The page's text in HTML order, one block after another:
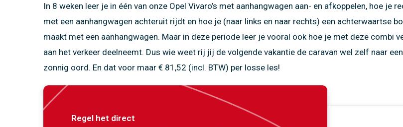
In 8 weken leer je in één van onze Opel Vivaro’s met aanhangwagen aan- en afkoppelen, hoe je
met een aanhangwagen achteruit rijdt en hoe je (naar links en naar rechts) een achterwaartse
maakt met een aanhangwagen. Maar in deze periode leer je vooral ook hoe je met deze combi
aan het verkeer deelneemt. Dus wie weet rij jij de volgende vakantie de caravan wel zelf naar een
zonnig oord. En dat voor maar € 81,52 (incl. BTW) per losse les!
Regel het direct